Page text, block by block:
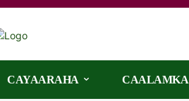
CAYAARAHA CAALAMKA